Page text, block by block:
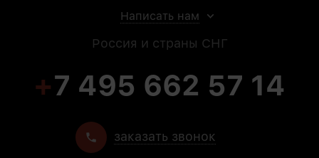
Написать нам
Россия и страны СНГ
+7 495 662 57 14
заказать звонок